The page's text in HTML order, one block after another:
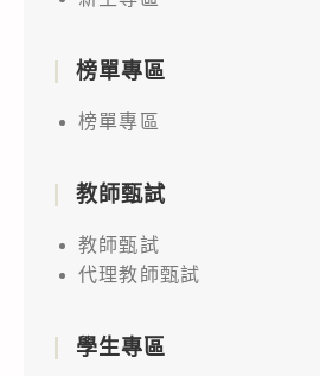
榜單專區
榜單專區
教師甄試
教師甄試
代理教師甄試
學生專區